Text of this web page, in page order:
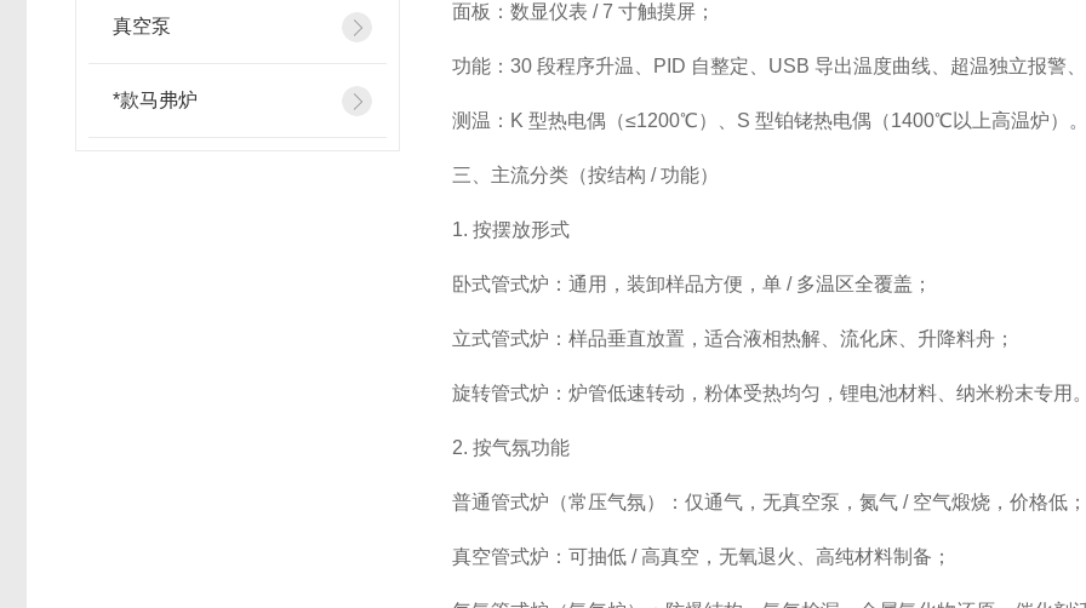
真空泵
*款马弗炉
面板：数显仪表 / 7 寸触摸屏；
功能：30 段程序升温、PID 自整定、USB 导出温度曲线、超温独立报警、
测温：K 型热电偶（≤1200℃）、S 型铂铑热电偶（1400℃以上高温炉）。
三、主流分类（按结构 / 功能）
1. 按摆放形式
卧式管式炉：通用，装卸样品方便，单 / 多温区全覆盖；
立式管式炉：样品垂直放置，适合液相热解、流化床、升降料舟；
旋转管式炉：炉管低速转动，粉体受热均匀，锂电池材料、纳米粉末专用。
2. 按气氛功能
普通管式炉（常压气氛）：仅通气，无真空泵，氮气 / 空气煅烧，价格低；
真空管式炉：可抽低 / 高真空，无氧退火、高纯材料制备；